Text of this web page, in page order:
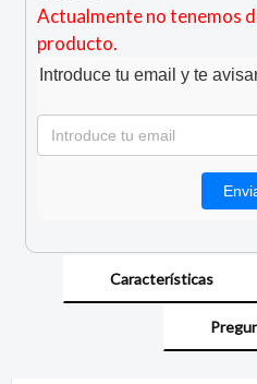
Actualmente no tenemos
producto.
Introduce tu email y te
Características